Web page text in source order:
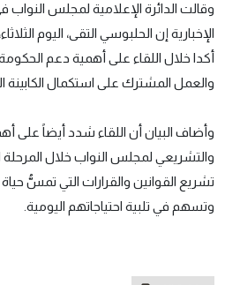
وقالت الدائرة الإعلامية لمجلس النواب
الإخبارية إن الحلبوسي التقى، اليوم
أكدا خلال اللقاء على أهمية دعم
والعمل المشترك على استكمال الكابينة
وأضاف البيان أن اللقاء شدد أيضاً على
والتشريعي لمجلس النواب خلال
تشريع القوانين والقرارات التي تمسُّ
وتسهم في تلبية احتياجاتهم اليومية.